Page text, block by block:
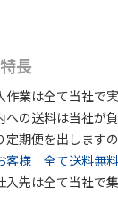
長
作業は全て当社で
への送料は当社が
定期便を出します
様 全て送料無料
入先は全て当社で